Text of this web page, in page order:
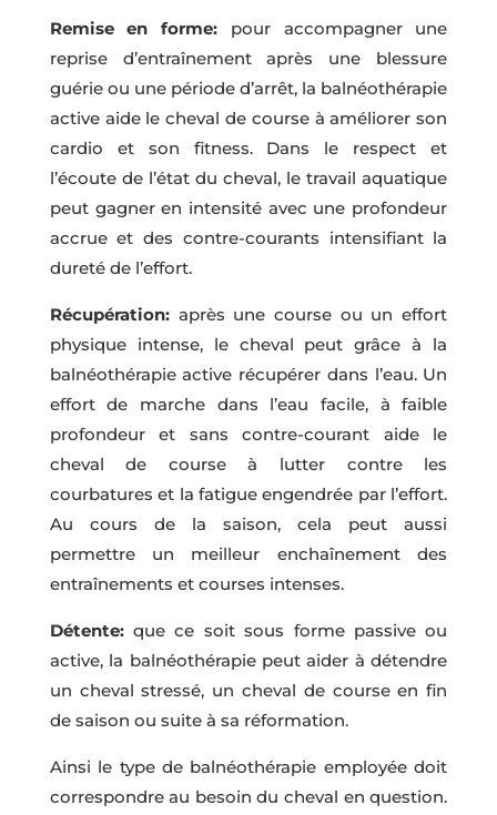
Remise en forme: pour accompagner une
reprise d’entraînement après une blessure
guérie ou une période d’arrêt, la balnéothérapie
active aide le cheval de course à améliorer son
cardio et son fitness. Dans le respect et
l’écoute de l’état du cheval, le travail aquatique
peut gagner en intensité avec une profondeur
accrue et des contre-courants intensifiant la
dureté de l’effort.
Récupération:après une course ou un effort
physique intense, le cheval peut grâce à la
balnéothérapie active récupérer dans l’eau. Un
effort de marche dans l’eau facile, à faible
profondeur et sans contre-courant aide le
cheval de course à lutter contre les
courbatures et la fatigue engendrée par l’effort.
Au cours de la saison, cela peut aussi
permettre un meilleur enchaînement des
entraînements et courses intenses.
Détente:que ce soit sous forme passive ou
active, la balnéothérapie peut aider à détendre
un cheval stressé, un cheval de course en fin
de saison ou suite à sa réformation.
Ainsi le type de balnéothérapie employée doit
correspondre au besoin du cheval en question.